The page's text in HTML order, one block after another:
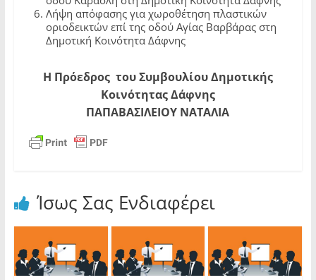
Λήψη απόφασης για χωροθέτηση πλαστικών
οριοδεικτών επί της οδού Αγίας Βαρβάρας στη
Δημοτική Κοινότητα Δάφνης
Η Πρόεδρος του Συμβουλίου Δημοτικής
Κοινότητας Δάφνης
ΠΑΠΑΒΑΣΙΛΕΙΟΥ ΝΑΤΑΛΙΑ
Ίσως Σας Ενδιαφέρει